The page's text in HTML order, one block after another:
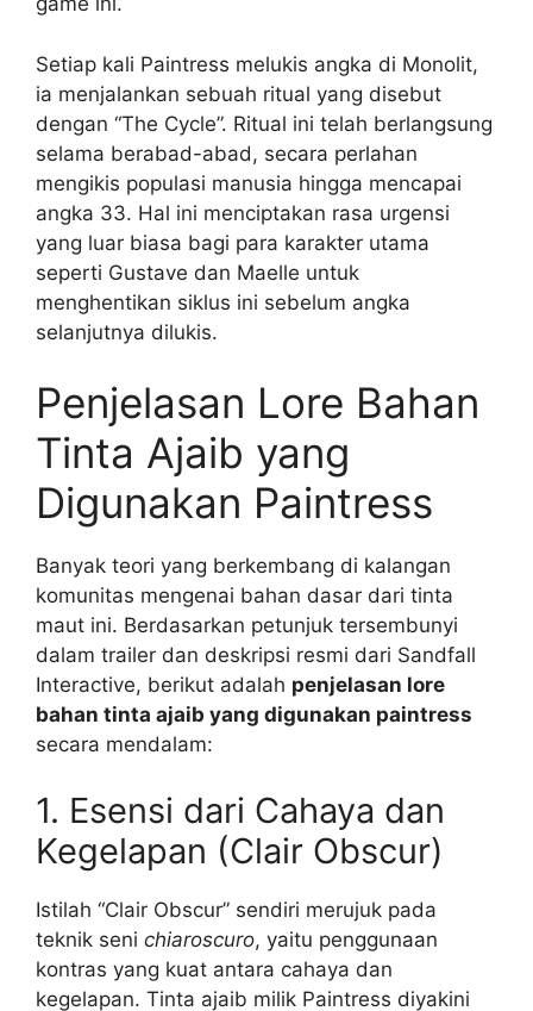
Setiap kali Paintress melukis angka di Monolit,
ia menjalankan sebuah ritual yang disebut
dengan “The Cycle”. Ritual ini telah berlangsung
selama berabad-abad, secara perlahan
mengikis populasi manusia hingga mencapai
angka 33. Hal ini menciptakan rasa urgensi
yang luar biasa bagi para karakter utama
seperti Gustave dan Maelle untuk
menghentikan siklus ini sebelum angka
selanjutnya dilukis.
Penjelasan Lore Bahan
Tinta Ajaib yang
Digunakan Paintress
Banyak teori yang berkembang di kalangan
komunitas mengenai bahan dasar dari tinta
maut ini. Berdasarkan petunjuk tersembunyi
dalam trailer dan deskripsi resmi dari Sandfall
Interactive, berikut adalah penjelasan lore
bahan tinta ajaib yang digunakan paintress
secara mendalam:
1. Esensi dari Cahaya dan
Kegelapan (Clair Obscur)
Istilah “Clair Obscur” sendiri merujuk pada
teknik seni chiaroscuro, yaitu penggunaan
kontras yang kuat antara cahaya dan
kegelapan. Tinta ajaib milik Paintress diyakini